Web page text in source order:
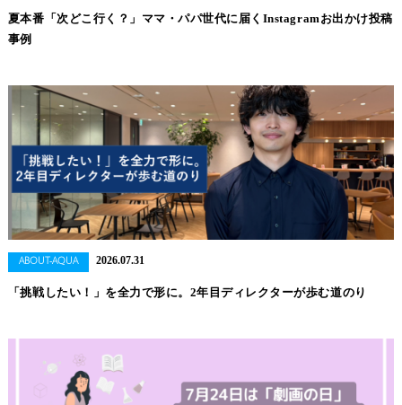
夏本番「次どこ行く？」ママ・パパ世代に届くInstagramお出かけ投稿
事例
ABOUT-AQUA 2026.07.31
「挑戦したい！」を全力で形に。2年目ディレクターが歩む道のり